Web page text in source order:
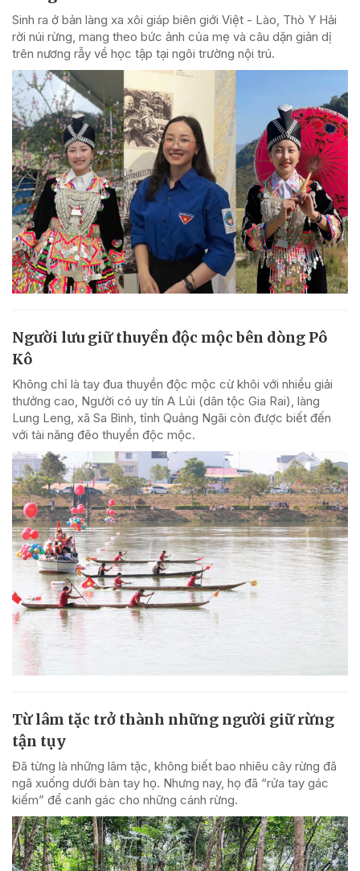
Sinh ra ở bản làng xa xôi giáp biên giới Việt - Lào, Thò Y Hải
rời núi rừng, mang theo bức ảnh của mẹ và câu dặn giản dị
trên nương rẫy về học tập tại ngôi trường nội trú.
Người lưu giữ thuyền độc mộc bên dòng Pô
Kô
Không chỉ là tay đua thuyền độc mộc cừ khôi với nhiều giải
thưởng cao, Người có uy tín A Lủi (dân tộc Gia Rai), làng
Lung Leng, xã Sa Bình, tỉnh Quảng Ngãi còn được biết đến
với tài năng đẽo thuyền độc mộc.
Từ lâm tặc trở thành những người giữ rừng
tận tụy
Đã từng là những lâm tặc, không biết bao nhiêu cây rừng đã
ngã xuống dưới bàn tay họ. Nhưng nay, họ đã “rửa tay gác
kiếm” để canh gác cho những cánh rừng.